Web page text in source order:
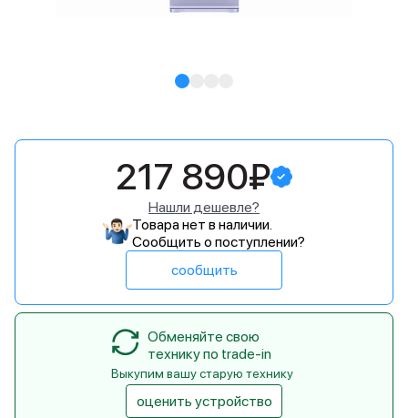
217 890₽
Нашли дешевле?
Товара нет в наличии.
Сообщить о поступлении?
сообщить
Обменяйте свою
технику по trade-in
Выкупим вашу старую технику
оценить устройство